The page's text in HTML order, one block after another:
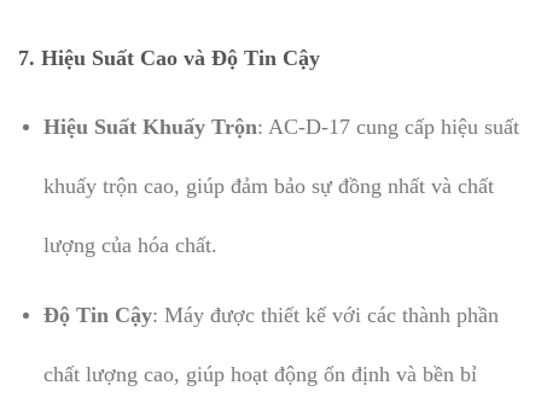
7. Hiệu Suất Cao và Độ Tin Cậy
Hiệu Suất Khuấy Trộn: AC-D-17 cung cấp hiệu suất
khuấy trộn cao, giúp đảm bảo sự đồng nhất và chất
lượng của hóa chất.
Độ Tin Cậy: Máy được thiết kế với các thành phần
chất lượng cao, giúp hoạt động ổn định và bền bỉ